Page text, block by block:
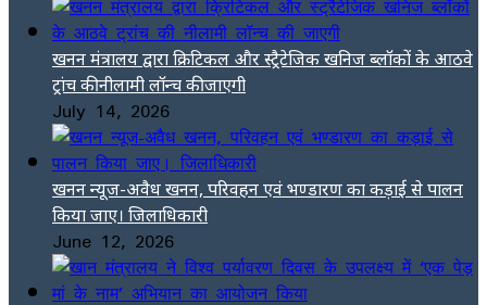
खनन मंत्रालय द्वारा क्रिटिकल और स्ट्रैटेजिक खनिज ब्लॉकों के आठवे
ट्रांच की नीलामी लॉन्च की जाएगी
July 14, 2026
खनन न्यूज-अवैध खनन, परिवहन एवं भण्डारण का कड़ाई से पालन
किया जाए। जिलाधिकारी
June 12, 2026